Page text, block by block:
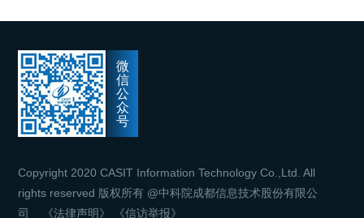
微
信
公
众
号
Copyright 2020 CASIT Information Technology Co.,Ltd. All
rights reserved 版权所有 @中科院成都信息技术股份有限公
司
《法律声明》 《信访举报》